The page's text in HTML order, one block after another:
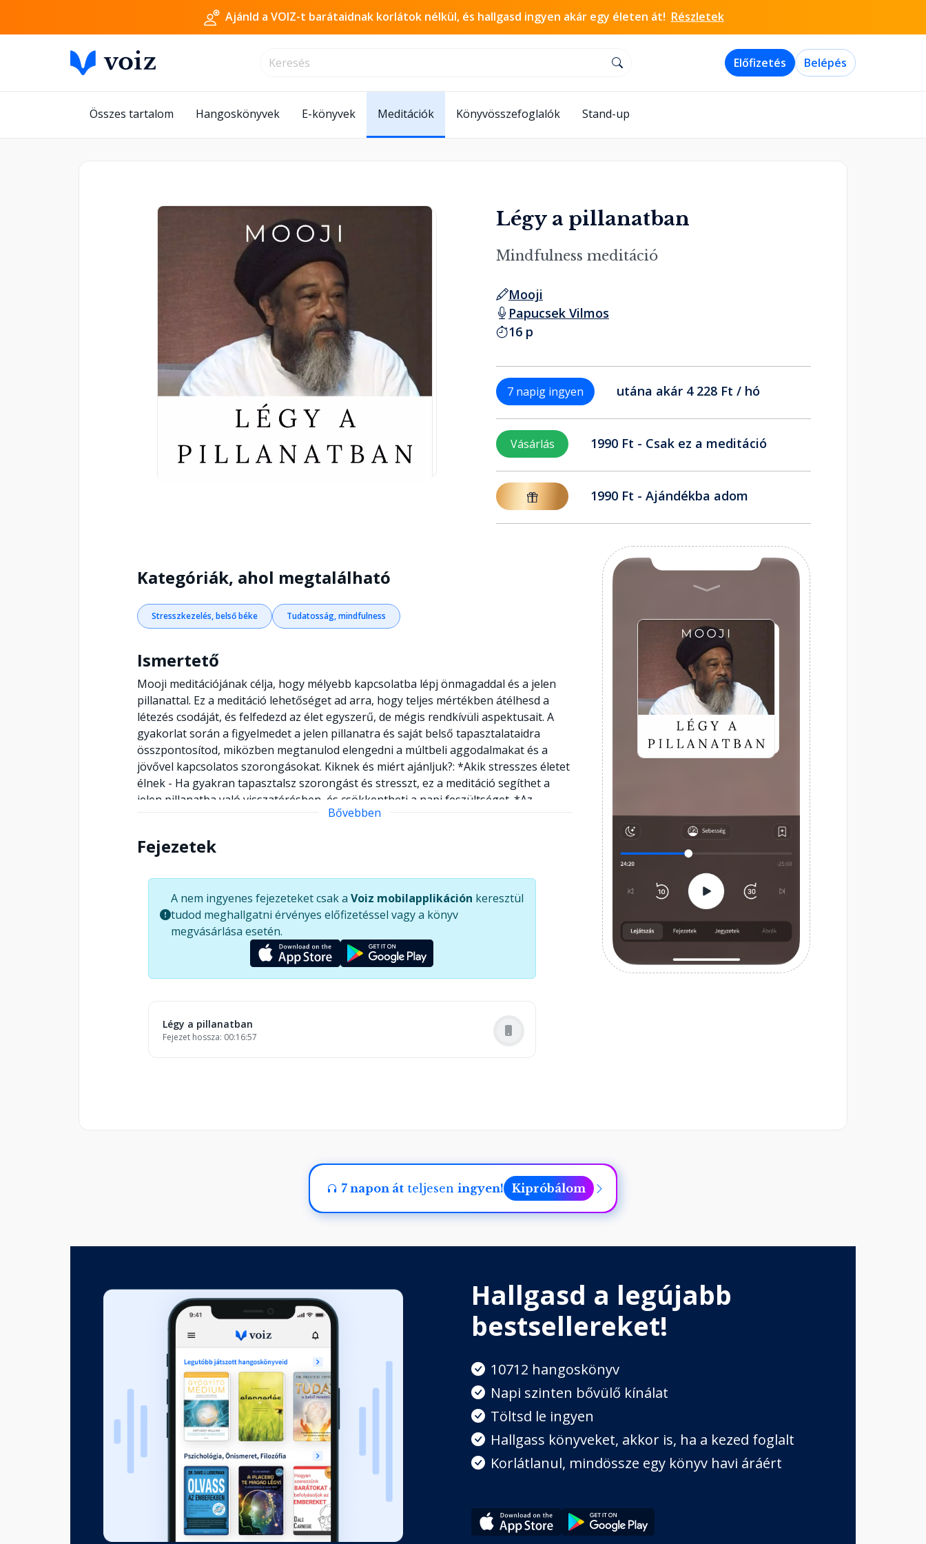
Ajánld a VOIZ-t barátaidnak korlátok nélkül, és hallgasd ingyen akár egy életen át! Részletek
Előfizetés Belépés
Összes tartalom Hangoskönyvek E-könyvek Meditációk Könyvösszefoglalók Stand-up
Légy a pillanatban
Mindfulness meditáció
Mooji
Papucsek Vilmos
16 p
7 napig ingyen utána akár 4 228 Ft / hó
Vásárlás 1990 Ft - Csak ez a meditáció
1990 Ft - Ajándékba adom
Kategóriák, ahol megtalálható
Stresszkezelés, belső béke Tudatosság, mindfulness
Ismertető
Mooji meditációjának célja, hogy mélyebb kapcsolatba lépj önmagaddal és a jelen
pillanattal. Ez a meditáció lehetőséget ad arra, hogy teljes mértékben átélhesd a
létezés csodáját, és felfedezd az élet egyszerű, de mégis rendkívüli aspektusait. A
gyakorlat során a figyelmedet a jelen pillanatra és saját belső tapasztalataidra
összpontosítod, miközben megtanulod elengedni a múltbeli aggodalmakat és a
jövővel kapcsolatos szorongásokat. Kiknek és miért ajánljuk?: *Akik stresszes életet
élnek - Ha gyakran tapasztalsz szorongást és stresszt, ez a meditáció segíthet a
jelen pillanatba való visszatérésben, és csökkentheti a napi feszültséget. *Az
önismeret iránt érdeklődőknek - Ha szeretnéd jobban megérteni önmagad és
világod felfedezésében. *Az élet apró örömeire vágyóknak - Ha úgy érzed, hogy az
meditáció segíthet az apró örömök észlelésében. *A jelen pillanatban való
elmélyülést keresőknek - Ha szeretnéd megtapasztalni a jelen pillanat teljes
szépségét és intenzitását, ez a meditáció segíthet abban, hogy teljes mértékben
belemerülj a létezés élményébe. Ez a meditáció lehetőséget ad arra, hogy új
szemszögből tekints az életedre, és megtapasztald a létezés mélyebb rétegeit,
amely hozzájárulhat a belső béke és elégedettség megtalálásához.
Bővebben
Fejezetek
A nem ingyenes fejezeteket csak a Voiz mobilapplikáción keresztül
tudod meghallgatni érvényes előfizetéssel vagy a könyv
megvásárlása esetén.
Légy a pillanatban
Fejezet hossza: 00:16:57
7 napon át teljesen ingyen! Kipróbálom
Hallgasd a legújabb
bestsellereket!
10712 hangoskönyv
Napi szinten bővülő kínálat
Töltsd le ingyen
Hallgass könyveket, akkor is, ha a kezed foglalt
Korlátlanul, mindössze egy könyv havi áráért